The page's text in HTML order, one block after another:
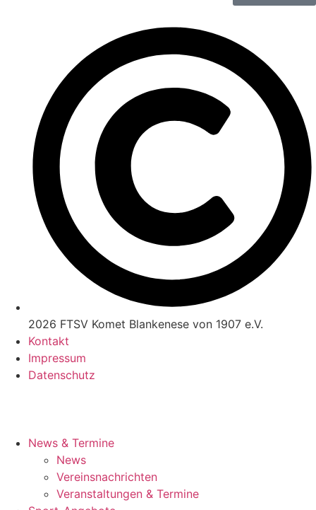
2026 FTSV Komet Blankenese von 1907 e.V.
Kontakt
Impressum
Datenschutz
News & Termine
News
Vereinsnachrichten
Veranstaltungen & Termine